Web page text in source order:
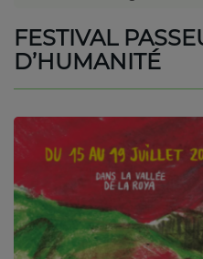
Emissions
Diffusions
Podcasts
FESTIVAL
D’HUMANITÉ